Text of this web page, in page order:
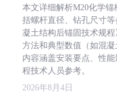
本文详细解析M20化学
括螺杆直径、钻孔尺寸
凝土结构后锚固技术规程
方法和典型数值（如混凝
内容涵盖安装要点、性
程技术人员参考。
2026年8月4日